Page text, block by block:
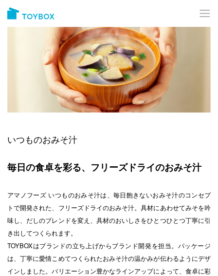
いつものおみそ汁
毎日の食卓を彩る、フリーズドライのおみそ汁
アマノフーズ いつものおみそ汁は、毎日飽きないおみそ汁のコンセプ
トで開発された、フリーズドライのおみそ汁。具材にあわせてみそを吟
味し、だしのブレンドを変え、具材のおいしさをひとつひとつ丁寧に引
き出してつくられます。
TOYBOXはブランドの立ち上げからブランド開発を担当。パッケージ
は、丁寧に愛情こめてつくられたおみそ汁の温かみが伝わるようにデザ
インしました。バリエーション豊かなラインアップによって、食卓に彩